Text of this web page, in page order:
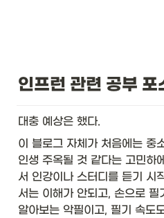
인프런 관련 공부 포
대충 예상은 했다.
이 블로그 자체가 처음에는 중
인생 주옥될 것 같다는 고민하
서 인강이나 스터디를 듣기 시
서는 이해가 안되고, 손으로
알아보는 악필이고, 필기 속도